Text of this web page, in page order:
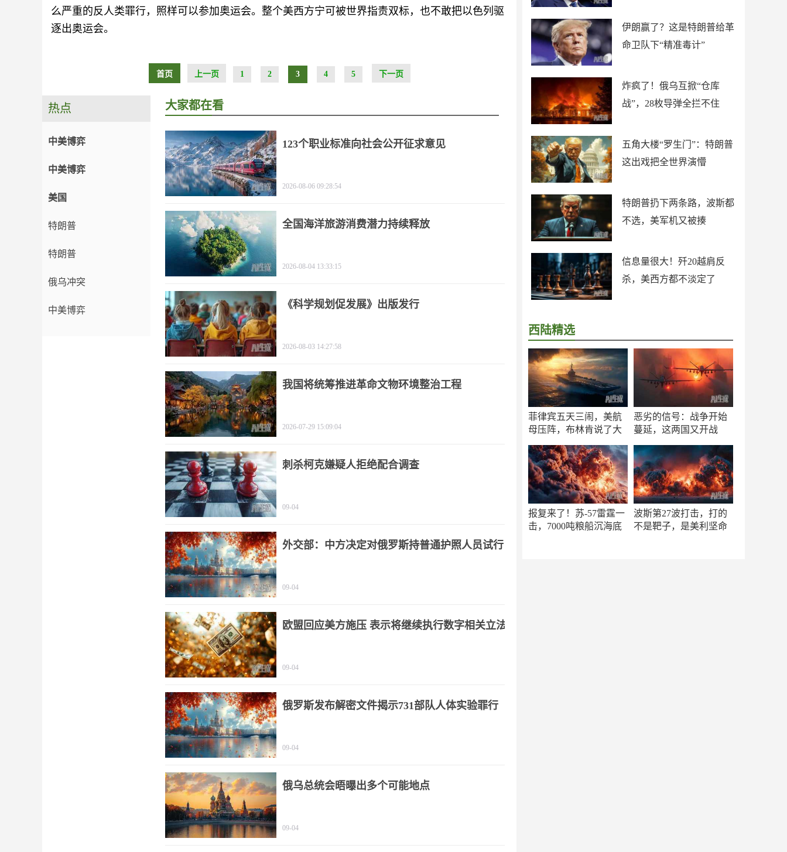
么严重的反人类罪行，照样可以参加奥运会。整个美西方宁可被世界指责双标，也不敢把以色列驱
逐出奥运会。
首页 上一页 1 2 3 4 5 下一页
伊朗赢了？这是特朗普给革
命卫队下“精准毒计”
炸疯了！俄乌互掀“仓库
战”，28枚导弹全拦不住
五角大楼“罗生门”：特朗普
这出戏把全世界演懵
特朗普扔下两条路，波斯都
不选，美军机又被揍
信息量很大！歼20越肩反
杀，美西方都不淡定了
西陆精选
菲律宾五天三闹，美航
母压阵，布林肯说了大
恶劣的信号：战争开始
蔓延，这两国又开战
报复来了！苏-57雷霆一
击，7000吨粮船沉海底
波斯第27波打击，打的
不是靶子，是美利坚命
热点
中美博弈
中美博弈
美国
特朗普
特朗普
俄乌冲突
中美博弈
大家都在看
123个职业标准向社会公开征求意见
2026-08-06 09:28:54
全国海洋旅游消费潜力持续释放
2026-08-04 13:33:15
《科学规划促发展》出版发行
2026-08-03 14:27:58
我国将统筹推进革命文物环境整治工程
2026-07-29 15:09:04
刺杀柯克嫌疑人拒绝配合调查
09-04
外交部：中方决定对俄罗斯持普通护照人员试行
09-04
欧盟回应美方施压 表示将继续执行数字相关立法
09-04
俄罗斯发布解密文件揭示731部队人体实验罪行
09-04
俄乌总统会晤曝出多个可能地点
09-04